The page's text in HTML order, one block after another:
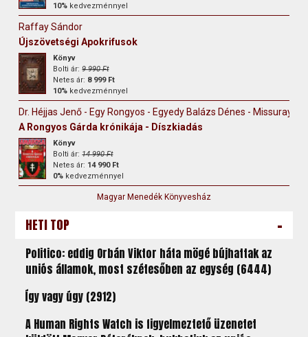
10% kedvezménnyel
Raffay Sándor
Újszövetségi Apokrifusok
Könyv
Bolti ár:9 990 Ft
Netes ár: 8 999 Ft
10% kedvezménnyel
Dr. Héjjas Jenő - Egy Rongyos - Egyedy Balázs Dénes - Missuray-
A Rongyos Gárda krónikája - Díszkiadás
Könyv
Bolti ár:14 990 Ft
Netes ár: 14 990 Ft
0% kedvezménnyel
Magyar Menedék Könyvesház
HETI TOP -
Politico: eddig Orbán Viktor háta mögé bújhattak az
uniós államok, most szétesőben az egység (6444)
Így vagy úgy (2912)
A Human Rights Watch is figyelmeztető üzenetet